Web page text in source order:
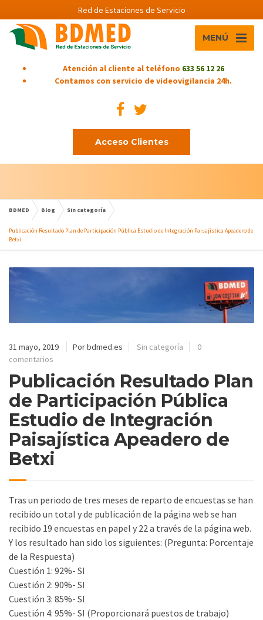
Red de Estaciones de Servicio
MENÚ
Atención al cliente al teléfono 633 56 12 26
Contamos con servicio de videovigilancia 24h.
Acceso Clientes
BDMED Blog Sin categoría
Publicación Resultado Plan de Participación Pública Estudio de Integración Paisajística Apeadero de
Betxi
31 mayo, 2019 Por bdmed.es Sin categoría
0
comentarios
Publicación Resultado Plan
de Participación Pública
Estudio de Integración
Paisajística Apeadero de
Betxi
Tras un periodo de tres meses de reparto de encuestas se han
recibido un total y de publicación de la página web se han
recibido 19 encuestas en papel y 22 a través de la página web.
Y los resultado han sido los siguientes: (Pregunta: Porcentaje
de la Respuesta)
Cuestión 1: 92%- SI
Cuestión 2: 90%- SI
Cuestión 3: 85%- SI
Cuestión 4: 95%- SI (Proporcionará puestos de trabajo)